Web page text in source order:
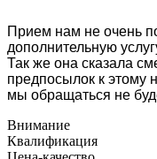
Прием нам не очень
дополнительную
Так же она сказала
предпосылок к этому
мы обращаться не
Внимание
Квалификация